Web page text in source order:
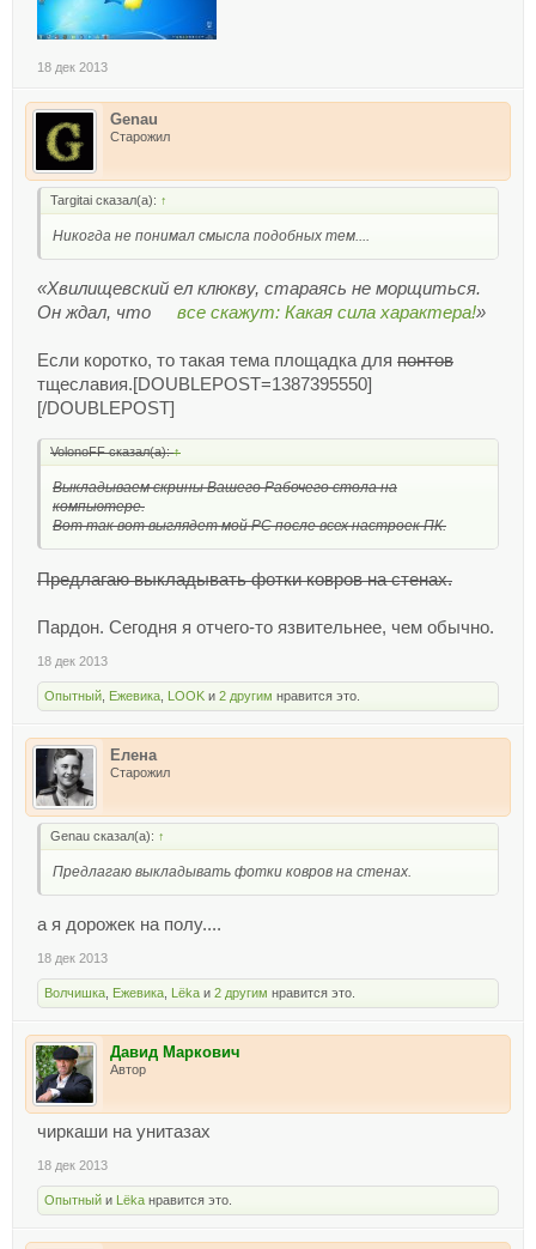
18 дек 2013
Genau
Старожил
Targitai сказал(а): ↑
Никогда не понимал смысла подобных тем....
«Хвилищевский ел клюкву, стараясь не морщиться.
Он ждал, что
все скажут: Какая сила характера!»
Если коротко, то такая тема площадка для понтов
тщеславия.[DOUBLEPOST=1387395550]
[/DOUBLEPOST]
VolonoFF сказал(а):↑
Выкладываем скрины Вашего Рабочего стола на
компьютере.
Вот так вот выглядет мой РС после всех настроек ПК.
Предлагаю выкладывать фотки ковров на стенах.
Пардон. Сегодня я отчего-то язвительнее, чем обычно.
18 дек 2013
Опытный Ежевика LOOK и 2 другим нравится это.
Елена
Старожил
Genau сказал(а): ↑
Предлагаю выкладывать фотки ковров на стенах.
а я дорожек на полу....
18 дек 2013
Волчишка Ежевика Lёka и 2 другим нравится это.
Давид Маркович
Автор
чиркаши на унитазах
18 дек 2013
Опытный и Lёka нравится это.